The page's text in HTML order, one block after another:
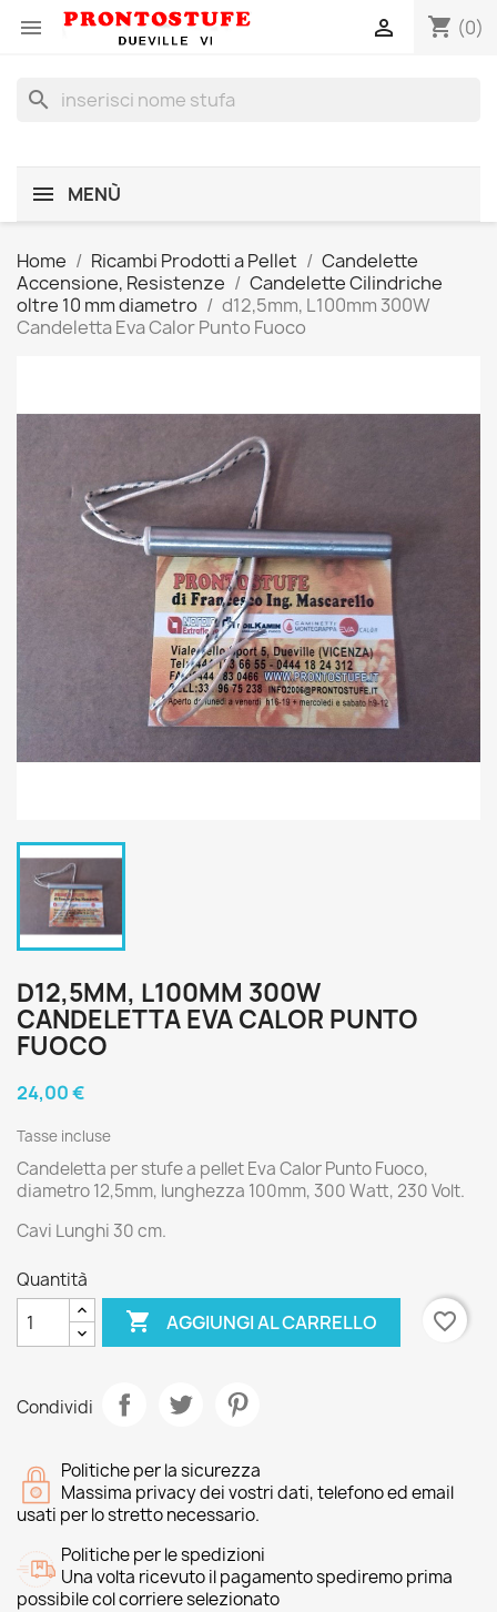
 shopping_cart (0)

search
MENÙ
Home Ricambi Prodotti a Pellet
Candelette
Accensione, Resistenze
Candelette Cilindriche
oltre 10 mm diametro
d12,5mm, L100mm 300W
Candeletta Eva Calor Punto Fuoco
D12,5MM, L100MM 300W
CANDELETTA EVA CALOR PUNTO
FUOCO
24,00 €
Tasse incluse
Candeletta per stufe a pellet Eva Calor Punto Fuoco,
diametro 12,5mm, lunghezza 100mm, 300 Watt, 230 Volt.
Cavi Lunghi 30 cm.
Quantità
 AGGIUNGI AL CARRELLO favorite_border
Condividi
Politiche per la sicurezza
Massima privacy dei vostri dati, telefono ed email
usati per lo stretto necessario.
Politiche per le spedizioni
Una volta ricevuto il pagamento spediremo prima
possibile col corriere selezionato